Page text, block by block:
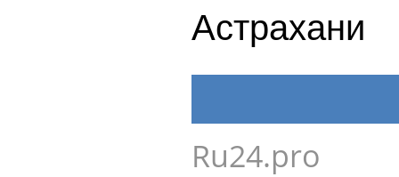
Астрахани
Ru24.pro